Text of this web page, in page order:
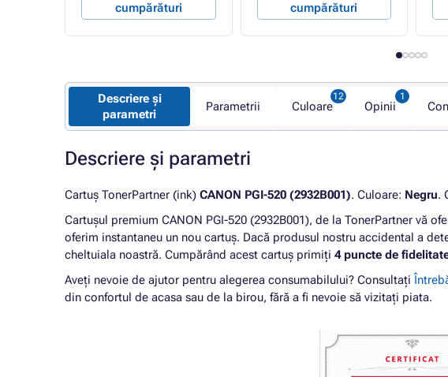
cumpărături
cumpărături
Descriere și
parametri
Parametrii Culoare Opinii
Descriere și parametri
Cartuș TonerPartner (ink) CANON PGI-520 (2932B001). Culoare: Negru.
Cartușul premium CANON PGI-520 (2932B001), de la TonerPartner vă
oferim instantaneu un nou cartuș. Dacă produsul nostru accidental a
cheltuiala noastră. Cumpărând acest cartuș primiți 4 puncte de
Aveți nevoie de ajutor pentru alegerea consumabilului? Consultați
din confortul de acasa sau de la birou, fără a fi nevoie să vizitați piata.